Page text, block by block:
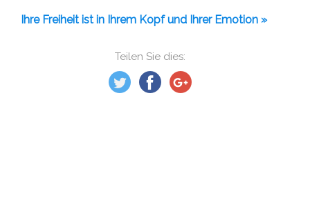
Teilen Sie dies:
Ihre Freiheit ist in Ihrem Kopf und Ihrer Emotion »